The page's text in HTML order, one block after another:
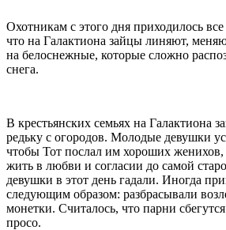
Охотникам с этого дня приходилось
что на Галактиона зайцы линяют,
на белоснежные, которые сложно
снега.
В крестьянских семьях на Галактиона
редьку с огородов. Молодые девушки
чтобы Тот послал им хороших
жить в любви и согласии до самой
девушки в этот день гадали. Иногда
следующим образом: разбрасывали
монетки. Считалось, что парни
просо.